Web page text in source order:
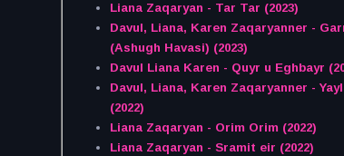
Liana Zaqaryan - Tar Tar (2023)
Davul, Liana, Karen Zaqaryanner - Garnan tsaghik es, Eghniki pes tsur mi ashe
(Ashugh Havasi) (2023)
Davul Liana Karen - Quyr u Eghbayr
Davul, Liana, Karen Zaqaryanner -
(2022)
Liana Zaqaryan - Orim Orim (2022)
Liana Zaqaryan - Sramit eir (2022)